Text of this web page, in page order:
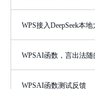
WPS接入DeepSeek本
WPSAI函数，言出法随
WPSAI函数测试反馈